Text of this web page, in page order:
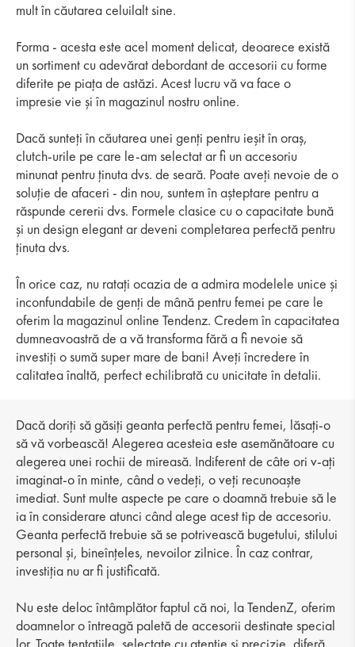
mult în căutarea celuilalt sine.
Forma - acesta este acel moment delicat, deoarece există
un sortiment cu adevărat debordant de accesorii cu forme
diferite pe piața de astăzi. Acest lucru vă va face o
impresie vie și în magazinul nostru online.
Dacă sunteți în căutarea unei genți pentru ieșit în oraș,
clutch-urile pe care le-am selectat ar fi un accesoriu
minunat pentru ținuta dvs. de seară. Poate aveți nevoie de o
soluție de afaceri - din nou, suntem în așteptare pentru a
răspunde cererii dvs. Formele clasice cu o capacitate bună
și un design elegant ar deveni completarea perfectă pentru
ținuta dvs.
În orice caz, nu ratați ocazia de a admira modelele unice și
inconfundabile de genți de mână pentru femei pe care le
oferim la magazinul online Tendenz. Credem în capacitatea
dumneavoastră de a vă transforma fără a fi nevoie să
investiți o sumă super mare de bani! Aveți încredere în
calitatea înaltă, perfect echilibrată cu unicitate în detalii.
Dacă doriți să găsiți geanta perfectă pentru femei, lăsați-o
să vă vorbească! Alegerea acesteia este asemănătoare cu
alegerea unei rochii de mireasă. Indiferent de câte ori v-ați
imaginat-o în minte, când o vedeți, o veți recunoaște
imediat. Sunt multe aspecte pe care o doamnă trebuie să le
ia în considerare atunci când alege acest tip de accesoriu.
Geanta perfectă trebuie să se potrivească bugetului, stilului
personal și, bineînțeles, nevoilor zilnice. În caz contrar,
investiția nu ar fi justificată.
Nu este deloc întâmplător faptul că noi, la TendenZ, oferim
doamnelor o întreagă paletă de accesorii destinate special
lor. Toate tentațiile, selectate cu atenție și precizie, diferă